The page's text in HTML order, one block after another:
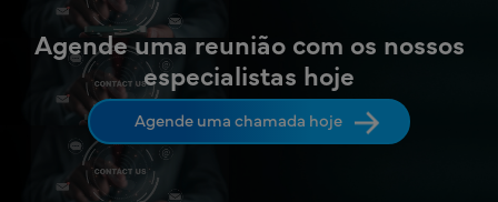
Agende uma reunião com os nossos
especialistas hoje
Agende uma chamada hoje